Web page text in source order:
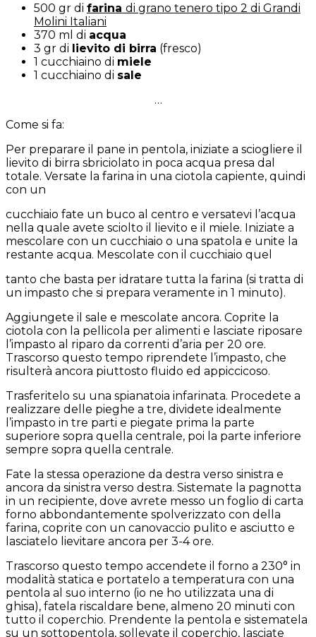
500 gr di farina di grano tenero tipo 2 di Grandi
Molini Italiani
370 ml di acqua
3 gr di lievito di birra (fresco)
1 cucchiaino di miele
1 cucchiaino di sale
…
Come si fa:
Per preparare il pane in pentola, iniziate a sciogliere il
lievito di birra sbriciolato in poca acqua presa dal
totale. Versate la farina in una ciotola capiente, quindi
con un
cucchiaio fate un buco al centro e versatevi l’acqua
nella quale avete sciolto il lievito e il miele. Iniziate a
mescolare con un cucchiaio o una spatola e unite la
restante acqua. Mescolate con il cucchiaio quel
tanto che basta per idratare tutta la farina (si tratta di
un impasto che si prepara veramente in 1 minuto).
Aggiungete il sale e mescolate ancora. Coprite la
ciotola con la pellicola per alimenti e lasciate riposare
l’impasto al riparo da correnti d’aria per 20 ore.
Trascorso questo tempo riprendete l’impasto, che
risulterà ancora piuttosto fluido ed appiccicoso.
Trasferitelo su una spianatoia infarinata. Procedete a
realizzare delle pieghe a tre, dividete idealmente
l’impasto in tre parti e piegate prima la parte
superiore sopra quella centrale, poi la parte inferiore
sempre sopra quella centrale.
Fate la stessa operazione da destra verso sinistra e
ancora da sinistra verso destra. Sistemate la pagnotta
in un recipiente, dove avrete messo un foglio di carta
forno abbondantemente spolverizzato con della
farina, coprite con un canovaccio pulito e asciutto e
lasciatelo lievitare ancora per 3-4 ore.
Trascorso questo tempo accendete il forno a 230° in
modalità statica e portatelo a temperatura con una
pentola al suo interno (io ne ho utilizzata una di
ghisa), fatela riscaldare bene, almeno 20 minuti con
tutto il coperchio. Prendente la pentola e sistematela
su un sottopentola, sollevate il coperchio, lasciate